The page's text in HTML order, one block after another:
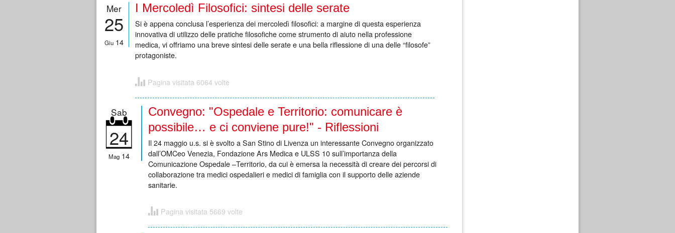
Mer
25
Giu 14
I Mercoledì Filosofici: sintesi delle serate
Si è appena conclusa l’esperienza dei mercoledì filosofici: a margine di questa esperienza
innovativa di utilizzo delle pratiche filosofiche come strumento di aiuto nella professione
medica, vi offriamo una breve sintesi delle serate e una bella riflessione di una delle “filosofe”
protagoniste.
Pagina visitata 6064 volte
Sab
24
Mag 14
Convegno: "Ospedale e Territorio: comunicare è
possibile… e ci conviene pure!" - Riflessioni
Il 24 maggio u.s. si è svolto a San Stino di Livenza un interessante Convegno organizzato
dall’OMCeo Venezia, Fondazione Ars Medica e ULSS 10 sull’importanza della
Comunicazione Ospedale –Territorio, da cui è emersa la necessità di creare dei percorsi di
collaborazione tra medici ospedalieri e medici di famiglia con il supporto delle aziende
sanitarie.
Pagina visitata 5669 volte